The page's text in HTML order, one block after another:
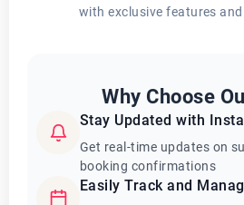
with exclusive features
Why Choose
Stay Updated with
Get real-time updates on
booking confirmations
Easily Track and